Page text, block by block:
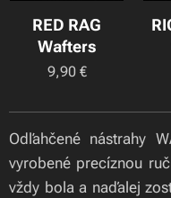
RED RAG
Wafters
9,90€
Odľahčené nástrahy
vyrobené precíznou
vždy bola a naďalej